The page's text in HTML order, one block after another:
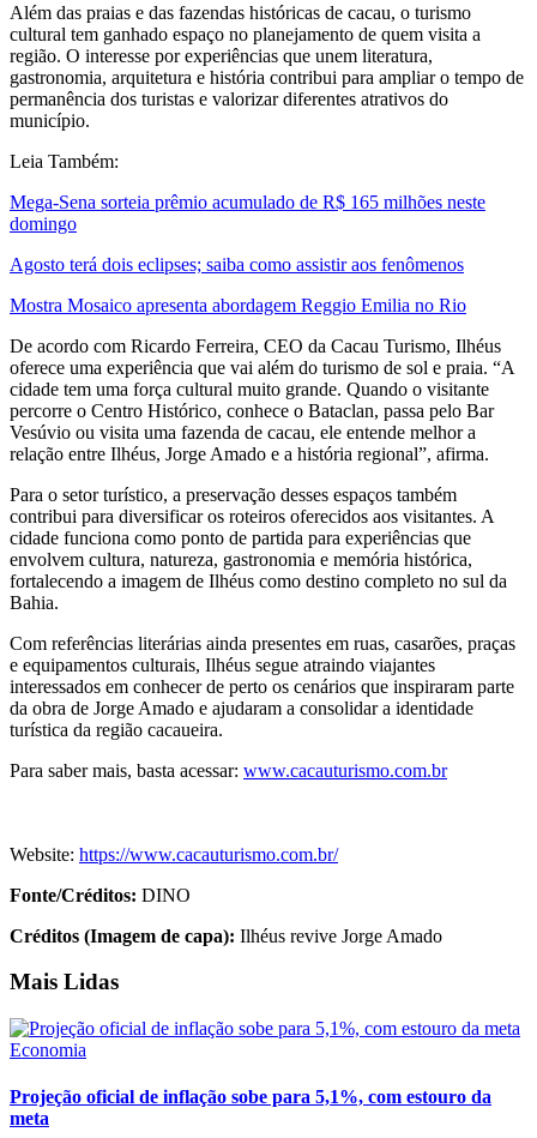
Além das praias e das fazendas históricas de cacau, o turismo
cultural tem ganhado espaço no planejamento de quem visita a
região. O interesse por experiências que unem literatura,
gastronomia, arquitetura e história contribui para ampliar o tempo de
permanência dos turistas e valorizar diferentes atrativos do
município.
Leia Também:
Mega-Sena sorteia prêmio acumulado de R$ 165 milhões neste
domingo
Agosto terá dois eclipses; saiba como assistir aos fenômenos
Mostra Mosaico apresenta abordagem Reggio Emilia no Rio
De acordo com Ricardo Ferreira, CEO da Cacau Turismo, Ilhéus
oferece uma experiência que vai além do turismo de sol e praia. “A
cidade tem uma força cultural muito grande. Quando o visitante
percorre o Centro Histórico, conhece o Bataclan, passa pelo Bar
Vesúvio ou visita uma fazenda de cacau, ele entende melhor a
relação entre Ilhéus, Jorge Amado e a história regional”, afirma.
Para o setor turístico, a preservação desses espaços também
contribui para diversificar os roteiros oferecidos aos visitantes. A
cidade funciona como ponto de partida para experiências que
envolvem cultura, natureza, gastronomia e memória histórica,
fortalecendo a imagem de Ilhéus como destino completo no sul da
Bahia.
Com referências literárias ainda presentes em ruas, casarões, praças
e equipamentos culturais, Ilhéus segue atraindo viajantes
interessados em conhecer de perto os cenários que inspiraram parte
da obra de Jorge Amado e ajudaram a consolidar a identidade
turística da região cacaueira.
Para saber mais, basta acessar: www.cacauturismo.com.br
Website: https://www.cacauturismo.com.br/
Fonte/Créditos: DINO
Créditos (Imagem de capa): Ilhéus revive Jorge Amado
Mais Lidas
Economia
Projeção oficial de inflação sobe para 5,1%, com estouro da
meta